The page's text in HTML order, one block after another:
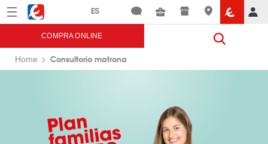
Menú Eroski
COMPRA ONLINE
Home Consultorio matrona